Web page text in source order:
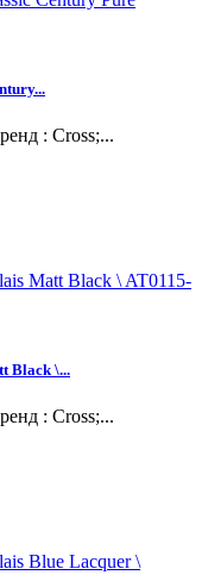
: Cross;...
Black \...
: Cross;...